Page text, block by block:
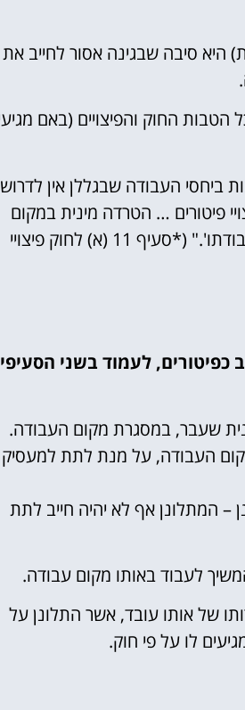
היא סיבה שבגינה אסור לחייב את
החוק והפיצויים (באם
העבודה שבגללן אין לדרוש
פיטורים … הטרדה מינית במקום
העבודה עולה כדי 'נסיבות ביחסי עבודה שבהן אין לדרוש מעובד כי ימשיך בעבודתו'." (*סעיף 11 (א) לחוק פיצויי
לעמוד בשני
שעבר, במסגרת מקום העבודה.
העבודה, על מנת לתת למעסיק
– המתלונן אף לא יהיה חייב לתת
לעבוד באותו מקום עבודה.
של אותו עובד, אשר התלונן על
לו על פי חוק.